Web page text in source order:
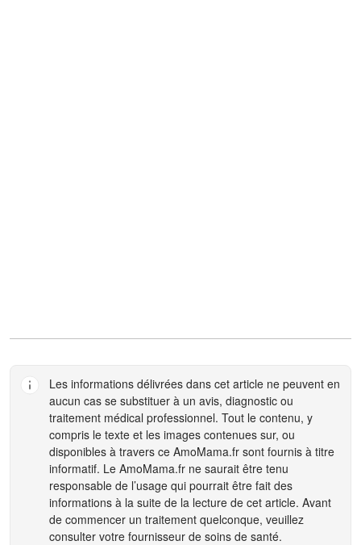
Les informations délivrées dans cet article ne peuvent en
aucun cas se substituer à un avis, diagnostic ou
traitement médical professionnel. Tout le contenu, y
compris le texte et les images contenues sur, ou
disponibles à travers ce AmoMama.fr sont fournis à titre
informatif. Le AmoMama.fr ne saurait être tenu
responsable de l’usage qui pourrait être fait des
informations à la suite de la lecture de cet article. Avant
de commencer un traitement quelconque, veuillez
consulter votre fournisseur de soins de santé.